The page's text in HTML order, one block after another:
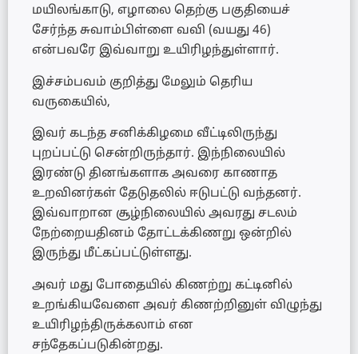
மயிலங்காடு, எழாலை தெற்கு பகுதியைச்
சேர்ந்த சுவாம்பிள்ளை வவி (வயது 46)
என்பவரே இவ்வாறு உயிரிழந்துள்ளார்.
இச்சம்பவம் குறித்து மேலும் தெரிய
வருகையில்,
இவர் கடந்த சனிக்கிழமை வீட்டிலிருந்து
புறப்பட்டு சென்றிருந்தார். இந்நிலையில்
இரண்டு தினங்களாக அவரை காணாத
உறவினர்கள் தேடுதலில் ஈடுபட்டு வந்தனர்.
இவ்வாறான சூழ்நிலையில் அவரது சடலம்
நேற்றையதினம் தோட்டக்கிணறு ஒன்றில்
இருந்து மீட்கப்பட்டுள்ளது.
அவர் மது போதையில் கிணற்று கட்டினில்
உறங்கியவேளை அவர் கிணற்றினுள் விழுந்து
உயிரிழந்திருக்கலாம் என
சந்தேகப்படுகின்றது.